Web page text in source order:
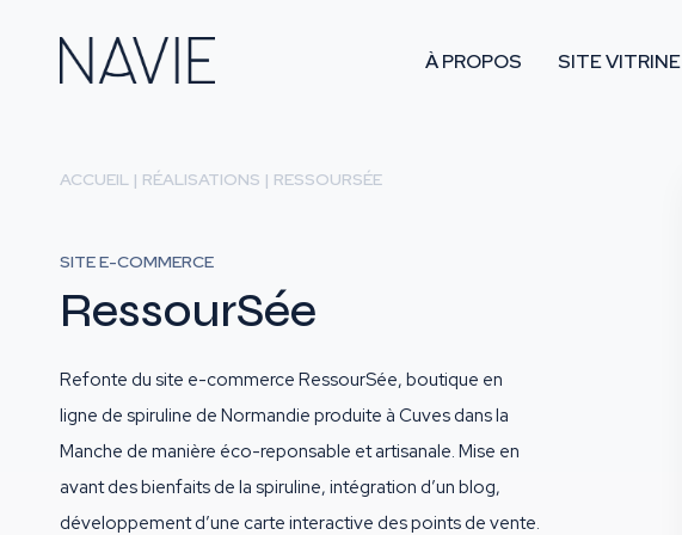
À PROPOS SITE VITRINE
ACCUEIL | RÉALISATIONS | RESSOURSÉE
SITE E-COMMERCE
RessourSée
Refonte du site e-commerce RessourSée, boutique en
ligne de spiruline de Normandie produite à Cuves dans la
Manche de manière éco-reponsable et artisanale. Mise en
avant des bienfaits de la spiruline, intégration d’un blog,
développement d’une carte interactive des points de vente.